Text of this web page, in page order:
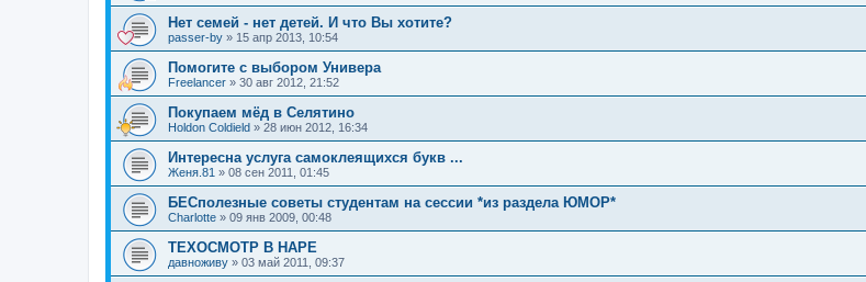
Нет семей - нет детей. И что Вы хотите?
passer-by » 15 апр 2013, 10:54
Помогите с выбором Универа
Freelancer » 30 авг 2012, 21:52
Покупаем мёд в Селятино
Holdon Coldield » 28 июн 2012, 16:34
Интересна услуга самоклеящихся букв ...
Женя.81 » 08 сен 2011, 01:45
БЕСполезные советы студентам на сессии *из раздела ЮМОР*
Charlotte » 09 янв 2009, 00:48
ТЕХОСМОТР В НАРЕ
давноживу » 03 май 2011, 09:37